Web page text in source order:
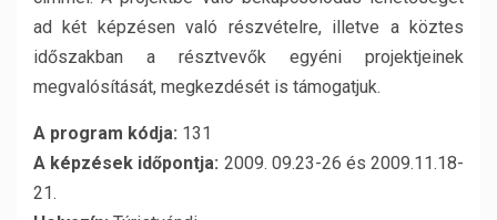
ad két képzésen való részvételre, illetve a köztes
időszakban a résztvevők egyéni projektjeinek
megvalósítását, megkezdését is támogatjuk.
A program kódja: 131
A képzések időpontja: 2009. 09.23-26 és 2009.11.18-
21.